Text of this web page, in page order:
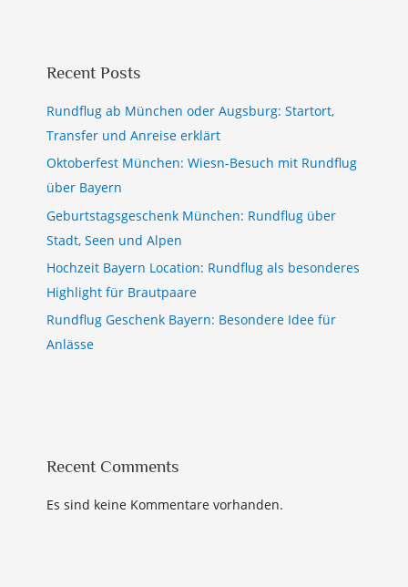
Recent Posts
Rundflug ab München oder Augsburg: Startort,
Transfer und Anreise erklärt
Oktoberfest München: Wiesn-Besuch mit Rundflug
über Bayern
Geburtstagsgeschenk München: Rundflug über
Stadt, Seen und Alpen
Hochzeit Bayern Location: Rundflug als besonderes
Highlight für Brautpaare
Rundflug Geschenk Bayern: Besondere Idee für
Anlässe
Recent Comments
Es sind keine Kommentare vorhanden.